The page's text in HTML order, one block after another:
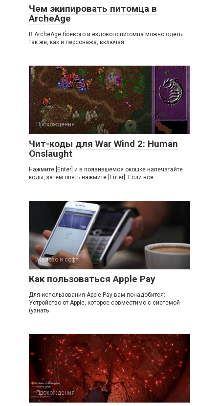
Чем экипировать питомца в
ArcheAge
В ArcheAge боевого и ездового питомца можно одеть
так же, как и персонажа, включая
Прохождения
Чит-коды для War Wind 2: Human
Onslaught
Нажмите [Enter] и в появившемся окошке напечатайте
коды, затем опять нажмите [Enter]. Если все
Железо и софт
Как пользоваться Apple Pay
Для использования Apple Pay вам понадобится:
Устройство от Apple, которое совместимо с системой
(узнать
Прохождения